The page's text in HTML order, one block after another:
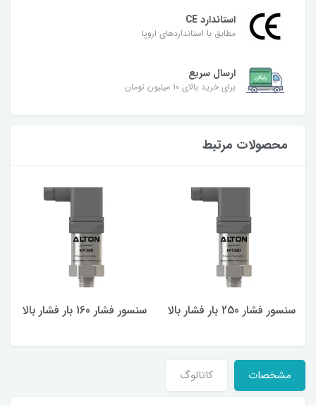
استاندارد CE
مطابق با استانداردهای اروپا
ارسال سریع
برای خرید بالای 10 میلیون تومان
محصولات مرتبط
سنسور فشار 250 بار فشار بالا سنسور فشار 160 بار فشار بالا
مشخصات کاتالوگ